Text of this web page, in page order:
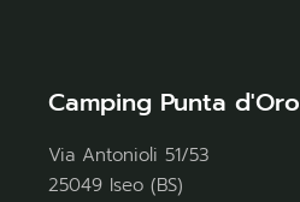
Camping Punta d'Oro
Via Antonioli 51/53
25049 Iseo (BS)